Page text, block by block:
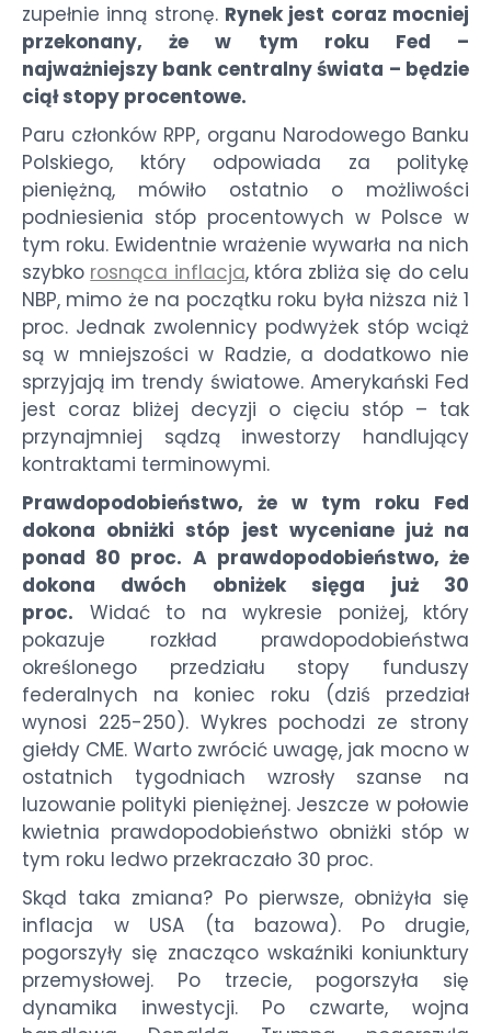
zupełnie inną stronę. Rynek jest coraz mocniej
przekonany, że w tym roku Fed –
najważniejszy bank centralny świata – będzie
ciął stopy procentowe.
Paru członków RPP, organu Narodowego Banku
Polskiego, który odpowiada za politykę
pieniężną, mówiło ostatnio o możliwości
podniesienia stóp procentowych w Polsce w
tym roku. Ewidentnie wrażenie wywarła na nich
szybko rosnąca inflacja, która zbliża się do celu
NBP, mimo że na początku roku była niższa niż 1
proc. Jednak zwolennicy podwyżek stóp wciąż
są w mniejszości w Radzie, a dodatkowo nie
sprzyjają im trendy światowe. Amerykański Fed
jest coraz bliżej decyzji o cięciu stóp – tak
przynajmniej sądzą inwestorzy handlujący
kontraktami terminowymi.
Prawdopodobieństwo, że w tym roku Fed
dokona obniżki stóp jest wyceniane już na
ponad 80 proc. A prawdopodobieństwo, że
dokona dwóch obniżek sięga już 30
proc. Widać to na wykresie poniżej, który
pokazuje rozkład prawdopodobieństwa
określonego przedziału stopy funduszy
federalnych na koniec roku (dziś przedział
wynosi 225-250). Wykres pochodzi ze strony
giełdy CME. Warto zwrócić uwagę, jak mocno w
ostatnich tygodniach wzrosły szanse na
luzowanie polityki pieniężnej. Jeszcze w połowie
kwietnia prawdopodobieństwo obniżki stóp w
tym roku ledwo przekraczało 30 proc.
Skąd taka zmiana? Po pierwsze, obniżyła się
inflacja w USA (ta bazowa). Po drugie,
pogorszyły się znacząco wskaźniki koniunktury
przemysłowej. Po trzecie, pogorszyła się
dynamika inwestycji. Po czwarte, wojna